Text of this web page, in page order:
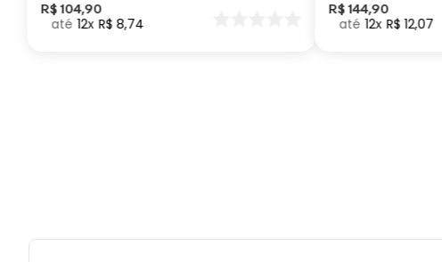
R$ 104,90
12 R$ 8,74
Como Treinar
seu Dragão
R$ 144,90
12 R$ 12,07